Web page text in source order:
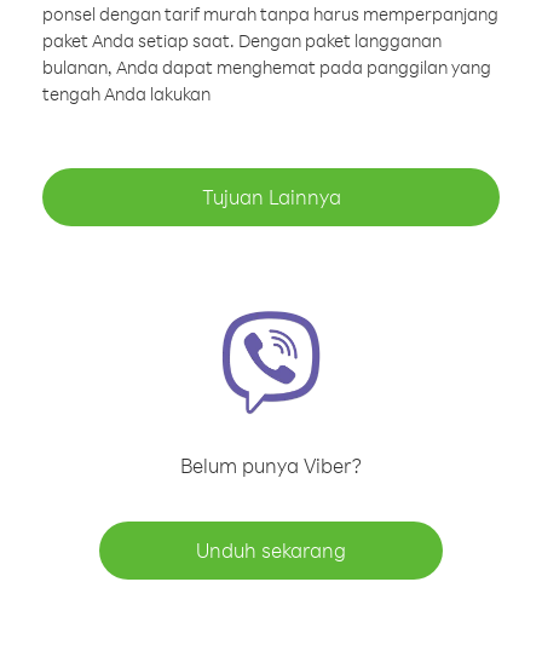
ponsel dengan tarif murah tanpa harus memperpanjang
paket Anda setiap saat. Dengan paket langganan
bulanan, Anda dapat menghemat pada panggilan yang
tengah Anda lakukan
Tujuan Lainnya
Belum punya Viber?
Unduh sekarang